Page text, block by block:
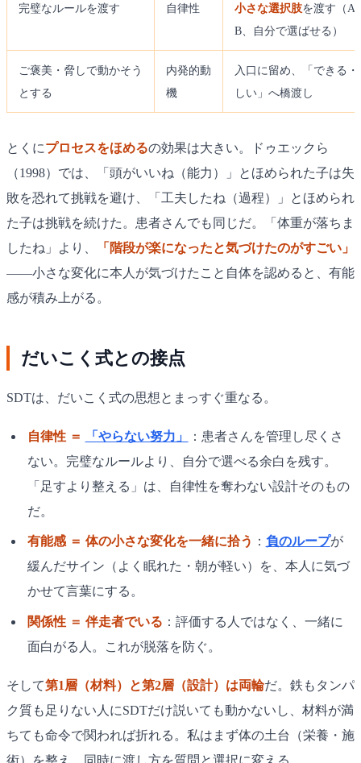
完璧なルールを渡す 自律性 小さな選択肢を渡す（A
B、自分で選ばせる）
ご褒美・脅しで動かそう
とする
内発的動
機
入口に留め、「できる・
しい」へ橋渡し
とくにプロセスをほめるの効果は大きい。ドゥエックら
（1998）では、「頭がいいね（能力）」とほめられた子は失
敗を恐れて挑戦を避け、「工夫したね（過程）」とほめられ
た子は挑戦を続けた。患者さんでも同じだ。「体重が落ちま
したね」より、
「階段が楽になったと気づけたのがすごい」
——小さな変化に本人が気づけたこと自体を認めると、有能
感が積み上がる。
だいこく式との接点
SDTは、だいこく式の思想とまっすぐ重なる。
自律性 ＝ 「やらない努力」
：患者さんを管理し尽くさ
ない。完璧なルールより、自分で選べる余白を残す。
「足すより整える」は、自律性を奪わない設計そのもの
だ。
有能感 ＝ 体の小さな変化を一緒に拾う ： 負のループが
緩んだサイン（よく眠れた・朝が軽い）を、本人に気づ
かせて言葉にする。
関係性 ＝ 伴走者でいる ：評価する人ではなく、一緒に
面白がる人。これが脱落を防ぐ。
そして第1層（材料）と第2層（設計）は両輪だ。鉄もタンパ
ク質も足りない人にSDTだけ説いても動かないし、材料が満
ちても命令で関われば折れる。私はまず体の土台（栄養・施